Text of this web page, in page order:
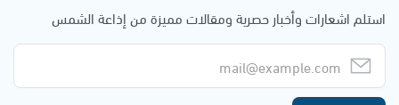
استلم اشعارات وأخبار حصرية ومقالات مميزة من إذاعة الشمس